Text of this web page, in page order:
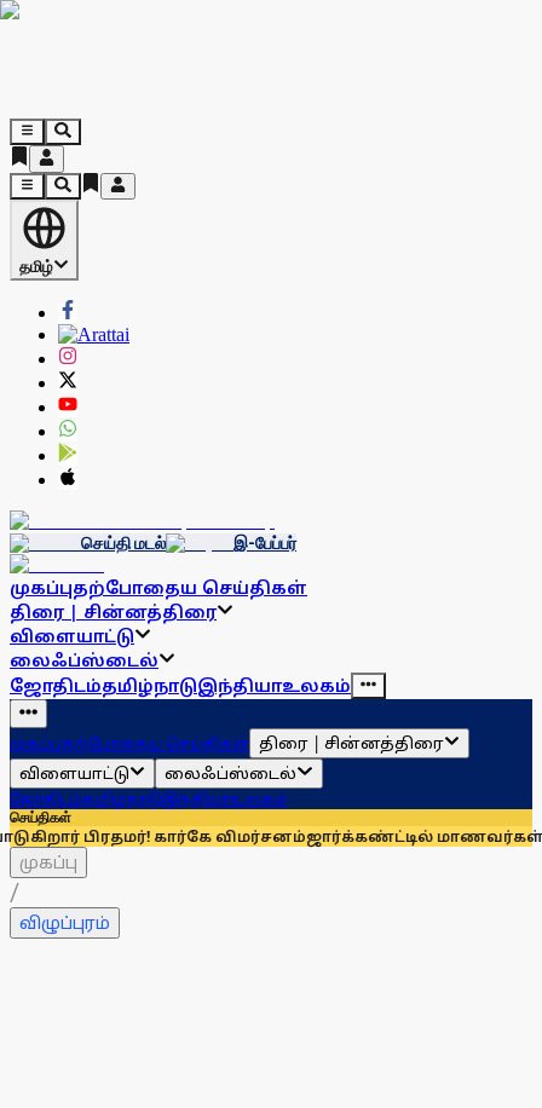
தமிழ்
செய்தி மடல் இ-பேப்பர்
முகப்புதற்போதைய செய்திகள்
திரை | சின்னத்திரை
விளையாட்டு
லைஃப்ஸ்டைல்
ஜோதிடம்தமிழ்நாடுஇந்தியாஉலகம்
முகப்புதற்போதைய செய்திகள் திரை | சின்னத்திரை
விளையாட்டு
லைஃப்ஸ்டைல்
ஜோதிடம்தமிழ்நாடுஇந்தியாஉலகம்
செய்திகள்
கார்கே விமர்சனம்ஜார்க்கண்ட்டில் மாணவர்கள் மீதான
முகப்பு
/
விழுப்புரம்